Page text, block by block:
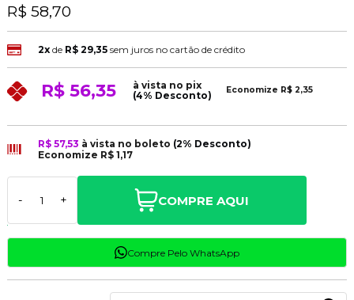
R$ 58,70
2xde R$ 29,35 sem juros no cartão de crédito
R$ 56,35
à vista no pix
(4% Desconto)
Economize R$ 2,35
R$ 57,53 à vista no boleto (2% Desconto)
Economize R$ 1,17
- + COMPRE AQUI
Compre Pelo WhatsApp